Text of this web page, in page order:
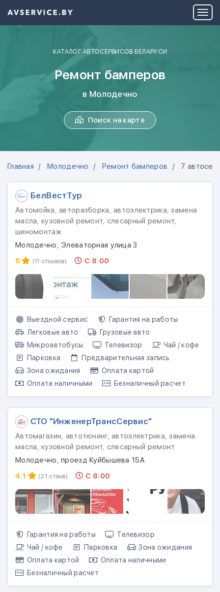
КАТАЛОГ АВТОСЕРВИСОВ БЕЛАРУСИ
Ремонт бамперов
в Молодечно
Поиск на карте
Главная Молодечно Ремонт бамперов 7
БелВестТур
Автомойка, авторазборка, автоэлектрика, замена
масла, кузовной ремонт, слесарный ремонт,
шиномонтаж
Молодечно, Элеваторная улица 3
5
(11 отзывов) С 8:00
Выездной сервис
Гарантия на работы
Легковые авто
Грузовые авто
Микроавтобусы
Телевизор
Чай / кофе
Парковка
Предварительная запись
Зона ожидания
Оплата картой
Оплата наличными
Безналичный расчет
СТО "ИнженерТрансСервис"
Автомагазин, автотюнинг, автоэлектрика, замена
масла, кузовной ремонт, слесарный ремонт
Молодечно, проезд Куйбышева 15А
4.1
(21 отзыв) С 8:00
Гарантия на работы
Телевизор
Чай / кофе
Парковка
Зона ожидания
Оплата картой
Оплата наличными
Безналичный расчет